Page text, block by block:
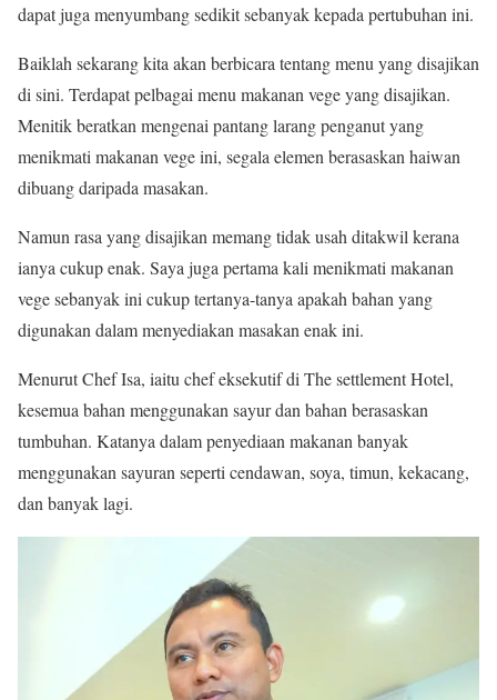
dapat juga menyumbang sedikit sebanyak kepada pertubuhan ini.
Baiklah sekarang kita akan berbicara tentang menu yang disajikan
di sini. Terdapat pelbagai menu makanan vege yang disajikan.
Menitik beratkan mengenai pantang larang penganut yang
menikmati makanan vege ini, segala elemen berasaskan haiwan
dibuang daripada masakan.
Namun rasa yang disajikan memang tidak usah ditakwil kerana
ianya cukup enak. Saya juga pertama kali menikmati makanan
vege sebanyak ini cukup tertanya-tanya apakah bahan yang
digunakan dalam menyediakan masakan enak ini.
Menurut Chef Isa, iaitu chef eksekutif di The settlement Hotel,
kesemua bahan menggunakan sayur dan bahan berasaskan
tumbuhan. Katanya dalam penyediaan makanan banyak
menggunakan sayuran seperti cendawan, soya, timun, kekacang,
dan banyak lagi.